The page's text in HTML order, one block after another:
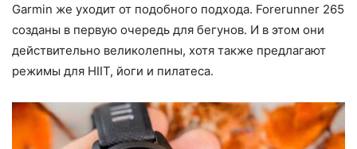
Garmin же уходит от подобного подхода. Forerunner 265
созданы в первую очередь для бегунов. И в этом они
действительно великолепны, хотя также предлагают
режимы для HIIT, йоги и пилатеса.